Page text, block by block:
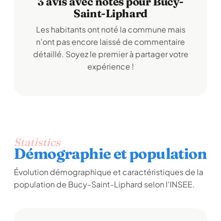
Saint-Liphard
Les habitants ont noté la commune mais
n'ont pas encore laissé de commentaire
détaillé. Soyez le premier à partager votre
expérience !
Statistics
Démographie et population
Évolution démographique et caractéristiques de la
population de Bucy-Saint-Liphard selon l'INSEE.